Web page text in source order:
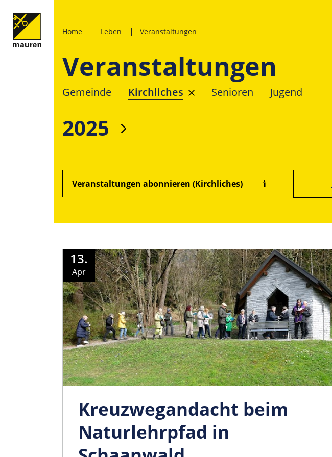
Home Leben Veranstaltungen
Veranstaltungen
Gemeinde Kirchliches Senioren Jugend
2025
Veranstaltungen abonnieren (Kirchliches)
13.
Apr
Kreuzwegandacht beim
Naturlehrpfad in